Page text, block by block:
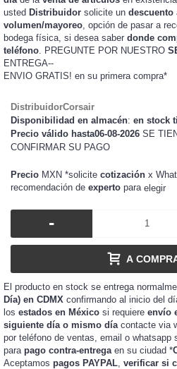
usted Distribuidor solicite un descuento
volumen/mayoreo, opción de pasar a
bodega física, si desea saber donde
teléfono. PREGUNTE POR NUESTRO
ENTREGA--
ENVIO GRATIS! en su primera compra*
DistribuidorCorsair
Disponibilidad en almacén: en stock
Precio válido hasta06-08-2026 SE
CONFIRMAR SU PAGO
Precio MXN *solicite cotización x
recomendación de experto para elegir
-
A
El producto en stock se entrega
Día) en CDMX confirmando al inicio del
los estados en México si requiere envío
siguiente día o mismo día contacte via
por teléfono de ventas, email o whatsapp
para pago contra-entrega en su ciudad *
Aceptamos pagos PAYPAL verificar si